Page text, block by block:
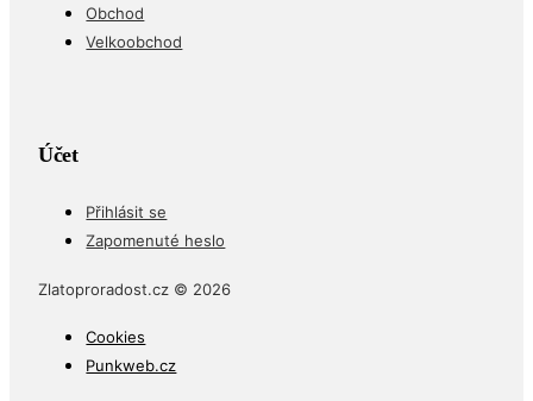
Obchod
Velkoobchod
Účet
Přihlásit se
Zapomenuté heslo
Zlatoproradost.cz © 2026
Cookies
Punkweb.cz